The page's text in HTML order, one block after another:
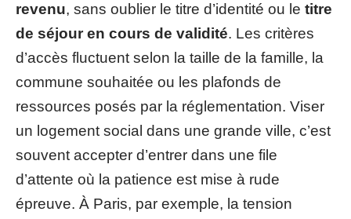
revenu, sans oublier le titre d’identité ou le titre
de séjour en cours de validité. Les critères
d’accès fluctuent selon la taille de la famille, la
commune souhaitée ou les plafonds de
ressources posés par la réglementation. Viser
un logement social dans une grande ville, c’est
souvent accepter d’entrer dans une file
d’attente où la patience est mise à rude
épreuve. À Paris, par exemple, la tension